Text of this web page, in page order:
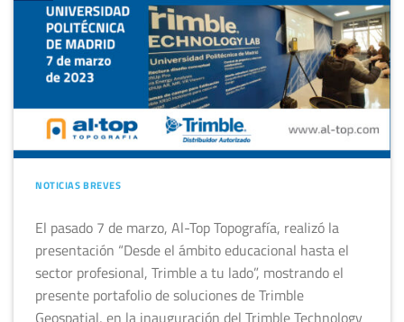
NOTICIAS BREVES
El pasado 7 de marzo, Al-Top Topografía, realizó la
presentación “Desde el ámbito educacional hasta el
sector profesional, Trimble a tu lado”, mostrando el
presente portafolio de soluciones de Trimble
Geospatial, en la inauguración del Trimble Technology